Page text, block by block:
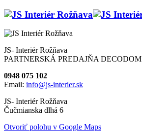
JS- Interiér Rožňava
PARTNERSKÁ PREDAJŇA DECODOM
0948 075 102
Email: info@js-interier.sk
JS- Interiér Rožňava
Čučmianska dlhá 6
Otvoriť polohu v Google Maps